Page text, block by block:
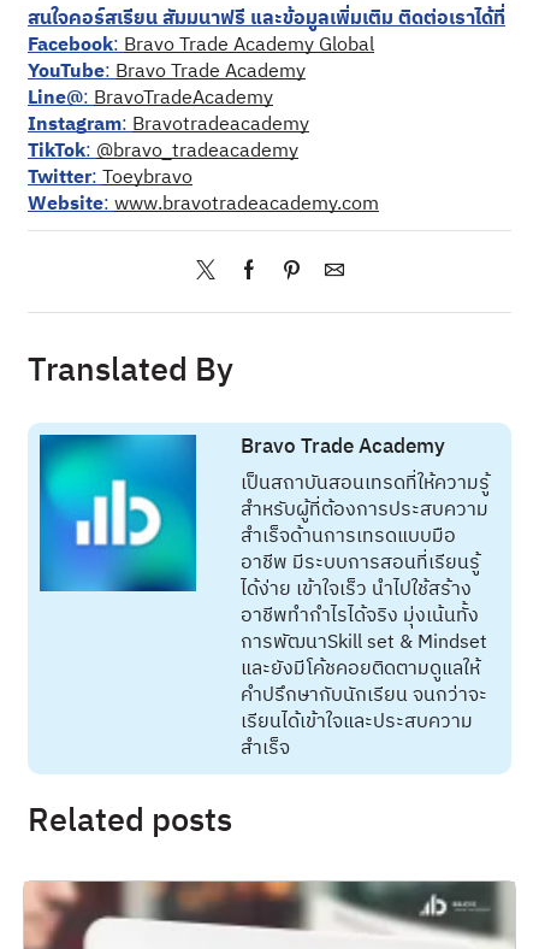
สนใจคอร์สเรียน สัมมนาฟรี และข้อมูลเพิ่มเติม ติดต่อเราได้ที่
Facebook:Bravo Trade Academy Global
YouTube:Bravo Trade Academy
Line@:BravoTradeAcademy
Instagram:Bravotradeacademy
TikTok:@bravo_tradeacademy
Twitter:Toeybravo
Website:www.bravotradeacademy.com
Translated By
Bravo Trade Academy
เป็นสถาบันสอนเทรดที่ให้ความรู้
สำหรับผู้ที่ต้องการประสบความ
สำเร็จด้านการเทรดแบบมือ
อาชีพ มีระบบการสอนที่เรียนรู้
ได้ง่าย เข้าใจเร็ว นำไปใช้สร้าง
อาชีพทำกำไรได้จริง มุ่งเน้นทั้ง
การพัฒนาSkill set & Mindset
และยังมีโค้ชคอยติดตามดูแลให้
คำปรึกษากับนักเรียน จนกว่าจะ
เรียนได้เข้าใจและประสบความ
สำเร็จ
Related posts